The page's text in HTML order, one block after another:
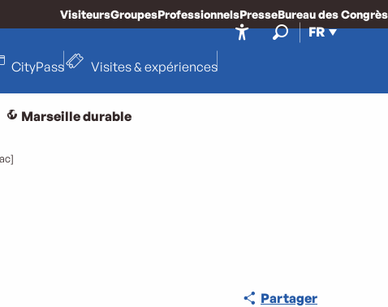
FR
VisiteursGroupesProfessionnelsPresseBureau des Congrès
CityPass Visites & expériences
Marseille durable
Partager